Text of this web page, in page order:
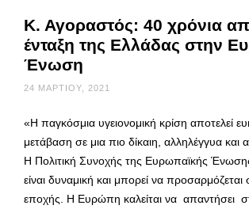
Κ. Αγοραστός: 40 χρόνια
ένταξη της Ελλάδας στην
Ένωση
24 ΜΑΡΤΊΟΥ, 2021
«Η παγκόσμια υγειονομική κρίση αποτελεί
μετάβαση σε μια πιο δίκαιη, αλληλέγγυα και
Η Πολιτική Συνοχής της Ευρωπαϊκής Ένωσης
είναι δυναμική και μπορεί να
εποχής. Η Ευρώπη καλείται να απαντήσει